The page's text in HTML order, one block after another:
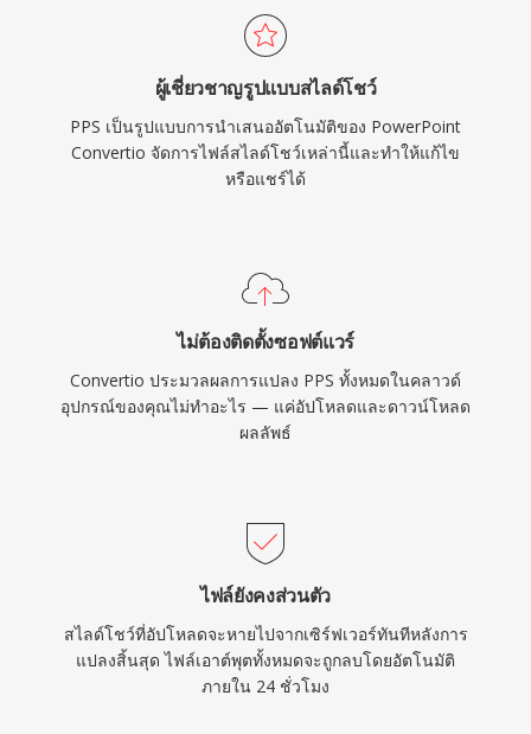
ผู้เชี่ยวชาญรูปแบบสไลด์โชว์
PPS เป็นรูปแบบการนำเสนออัตโนมัติของ PowerPoint
Convertio จัดการไฟล์สไลด์โชว์เหล่านี้และทำให้แก้ไข
หรือแชร์ได้
ไม่ต้องติดตั้งซอฟต์แวร์
Convertio ประมวลผลการแปลง PPS ทั้งหมดในคลาวด์
อุปกรณ์ของคุณไม่ทำอะไร — แค่อัปโหลดและดาวน์โหลด
ผลลัพธ์
ไฟล์ยังคงส่วนตัว
สไลด์โชว์ที่อัปโหลดจะหายไปจากเซิร์ฟเวอร์ทันทีหลังการ
แปลงสิ้นสุด ไฟล์เอาต์พุตทั้งหมดจะถูกลบโดยอัตโนมัติ
ภายใน 24 ชั่วโมง